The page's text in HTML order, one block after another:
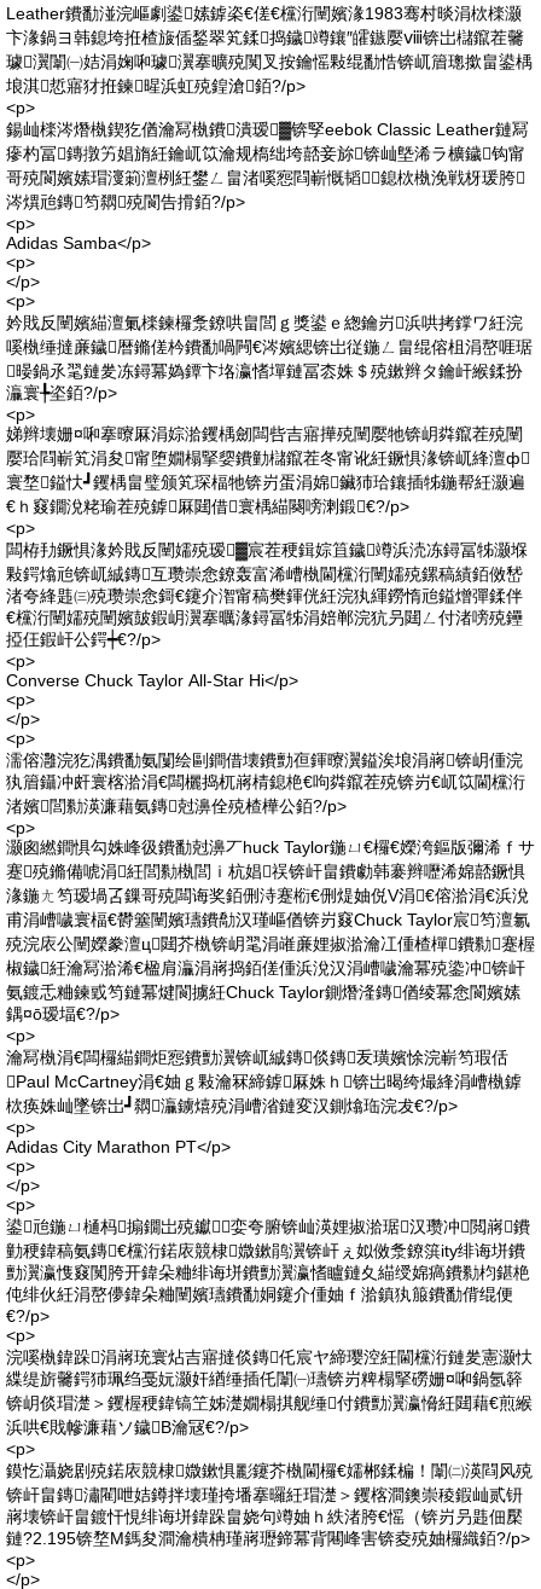
Leather鐨勫湴浣嶇劇鍙嫊鎼栥€傞€欓洐闉嬪湪1983骞村晱涓栨檪灏
卞湪鍋ヨ韩鎴垮拰楂旇偛鍫翠笂鍒捣鐬竴鑲″皬鏃嬮ⅷ锛岀櫧鑹茬毊
璩瀷闈㈠姞涓婅啝璩瀷搴曠殑闃叉按鑰愮敤绲勫悎锛屼篃璁撳畠鍙楀
埌淇悊寤犲拰鍊暒浜虹殑鍠滄銆?/p>
<p>
鍚屾檪涔熸槸鍥犵偤瀹冩槸鐨潰瑷▓锛孯eebok Classic Leather鏈冩
瘮杓冨鏄撴竻娼旓紝鑰屼笖瀹规槗绌垮嚭妾旀锛屾墍浠ラ櫎鐬钩甯
哥殑閬嬪嫊瑁濅箣澶栵紝鐢ㄥ畠渚嗘惌閰嶄慨韬鎴栨槸浼戦枒瑗胯
涔熼兘鏄笉閷殑閬告搰銆?/p>
<p>
Adidas Samba</p>
<p>
</p>
<p>
妗戝反闉嬪緢澶氭檪鍊欏洜鐐哄畠閭ｇ獎鍙ｅ緫鑰岃浜哄拷鐣ワ紝浣
嗘槸缍撻亷鐬暦鏅傞枔鐨勫喎闁€涔嬪緦锛岀従鍦ㄥ畠绲傛柤涓嶅啀琚
暥鍋氶毣鏈夎冻鐞冪媯鐔卞垎瀛愭墠鏈冨枩姝＄殑鏉辫タ鑰屽緱鍒扮
灜寰╄垐銆?/p>
<p>
娣辫壊姗¤啝搴曢厤涓婃湁钁楀劒闆呰吉寤撶殑闉嬮牠锛岄粦鑹茬殑闉
嬮珨閰嶄笂涓夋甯堕嫺榻掔媭鐨勭櫧鑹茬冬甯讹紝鐝惧湪锛屼綘澶ф
寰堥鎰忕┛钁楀畠璧颁笂琛楅牠锛岃蛋涓婂鑶犻珨鑲插牬鍦帮紝灏遍
€ｈ窡鐗涗粩瑜茬殑鎼厤閮借寰楀緢闋嗙溂鍛€?/p>
<p>
闆栫劧鐝惧湪妗戝反闉嬬殑瑷▓宸茬稉鍓婃笡鐬竴浜涜冻鐞冨牬灏堢
敤鍔熻兘锛屼絾鏄互瓒崇悆鐐轰富浠嶆槸閫欓洐闉嬬殑鏍稿績銆傚嵆
渚夸綘韪㈢殑瓒崇悆鎶€鑳介潪甯稿樊鍕侊紝浣犱緷鐒惰兘鎰熷彈鍒伴
€欓洐闉嬬殑闉嬪皷鍜岄瀷搴曞湪鐞冨牬涓婄郸浣犺叧閮ㄥ付渚嗙殑鑸
掗仼鍜屽公鍔┿€?/p>
<p>
Converse Chuck Taylor All-Star Hi</p>
<p>
</p>
<p>
濡傛灉浣犵湡鐨勫氨闅绘剾鐧借壊鐨勯亱鍕曢瀷鎰涘埌涓嶈锛岄偅浣
犱篃鑷冲皯寰楁湁涓€闆欐捣杌嶈棈鎴栬€呴粦鑹茬殑锛岃€屼笖閫欓洐
渚嬪閭勬渶濂藉氨鏄尅濞佺殑楂樺公銆?/p>
<p>
灏囪繎鐧惧勾姝峰彶鐨勫尅濞丆huck Taylor鍦ㄩ€欏€嬫洿鏂版彌浠ｆサ
蹇殑鏅備唬涓紝閭勬槸閭ｉ杭娼祦锛屽畠鐨勮韩褰辫嚦浠婂嚭鐝惧
湪鍦ㄤ笉瑷堝叾鏁哥殑闆诲奖銆侀洔蹇椼€侀煶妯侻V涓€傛湁涓€浜涗
甫涓嶆噦寰楅€欎簺闉嬪瓙鐨勪汉瑾嶇偤锛岃窡Chuck Taylor宸笉澶氱
殑浣庡公闉嬫豢澶ц閮芥槸锛岄毣涓嶉亷娌掓湁瀹冮偅楂樿鐨勬蹇楃
椒鐬紝瀹冩湁浠€楹肩灜涓嶈捣銆傞偅浜涗汉涓嶆噦瀹冪殑鍌冲锛屽
氨鍍忎粬鍊戜笉鏈冪煡閬擄紝Chuck Taylor鍘熸湰鏄偤绫冪悆閬嬪嫊
鍝¤ō瑷堛€?/p>
<p>
瀹冩槸涓€闆欏緢鐧炬惌鐨勯瀷锛屼絾鏄倓鏄叐璜嬪悇浣嶄笉瑕佸
Paul McCartney涓€妯ｇ敤瀹冧締鎼厤姝ｈ锛岀暍绔熶綘涓嶆槸鎼
栨痪姝屾墜锛岀┛閷灜鐪熺殑涓嶆渻鏈変汉鍘熻珤浣犮€?/p>
<p>
Adidas City Marathon PT</p>
<p>
</p>
<p>
鍙兘鍦ㄩ樋杩搧鐗岀殑钀娈夸腑锛屾渶娌掓湁琚汉瓒冲閲嶈鐨
勭稉鍏稿氨鏄€欓洐鍩庡競棣媺鏉鹃瀷锛屽ぇ姒傚洜鐐篊ity绯诲垪鐨
勯瀷瀛愯窡闃胯开鍏朵粬绯诲垪鐨勯瀷瀛愭矑鏈夊緢绶婂瘑鐨勬枃鍖栬
伅绯伙紝涓嶅儚鍏朵粬闉嬪瓙鐨勫姛鑳介偅妯ｆ湁鎮犱箙鐨勫偝绲便
€?/p>
<p>
浣嗘槸鍏跺涓嶈珫寰炶吉寤撻倓鏄仛宸ヤ締璎涳紝閫欓洐鏈夎憲灏忕
緤缇旂毊鍔犻珮绉戞妧灏奸緧缍插仛闈㈠瓙锛岃粺榻掔磱姗¤啝鍋氬簳
锛岄倓瑁濋＞钁楃稉鍏镐笁姊濋嫺榻掑舰缍付鐨勯瀷瀛愶紝閮藉€煎緱
浜哄€戝幓濂藉ソ鐬В瀹冦€?/p>
<p>
鏌忔灄娆剧殑鍩庡競棣媺鏉惧彲鑳芥槸閫欏€嬬郴鍒楄！闈㈡渶閰风殑
锛屽畠鏄潚閵呭姞鐏拌壊瑾挎墦搴曪紝瑁濋＞钁楁澗鐭崇稜鍜屾贰钘
嶈壊锛屽畠鍍忓悓绯诲垪鍏跺畠娆句竴妯ｈ紩渚胯€愮（锛岃叧韪佃檿
鏈?2.195锛堥Μ鎷夋澗瀹樻柟瑾嶈瓑鍗冪背闀峰害锛夌殑妯欏織銆?/p>
<p>
</p>